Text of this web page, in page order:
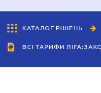
КАТАЛОГ РІШЕНЬ
ВСІ ТАРИФИ